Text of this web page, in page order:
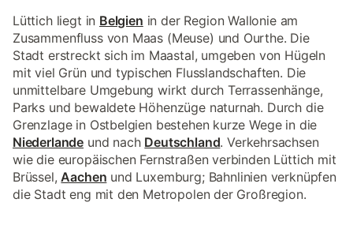
Lüttich liegt in Belgien in der Region Wallonie am
Zusammenfluss von Maas (Meuse) und Ourthe. Die
Stadt erstreckt sich im Maastal, umgeben von Hügeln
mit viel Grün und typischen Flusslandschaften. Die
unmittelbare Umgebung wirkt durch Terrassenhänge,
Parks und bewaldete Höhenzüge naturnah. Durch die
Grenzlage in Ostbelgien bestehen kurze Wege in die
Niederlande und nach Deutschland. Verkehrsachsen
wie die europäischen Fernstraßen verbinden Lüttich mit
Brüssel,Aachen und Luxemburg; Bahnlinien verknüpfen
die Stadt eng mit den Metropolen der Großregion.